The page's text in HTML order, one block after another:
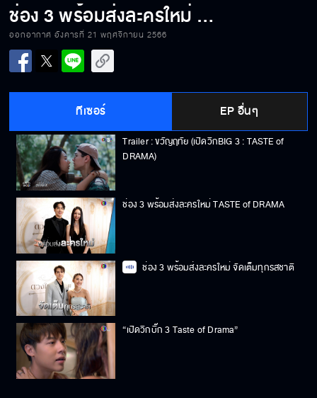
ช่อง 3 พร้อมส่งละครใหม่ จัดเต็มทุกรสชาติ
ออกอากาศ อังคารที่ 21 พฤศจิกายน 2566
ทีเซอร์ EP อื่นๆ
Trailer : จนกว่าจะได้รักกัน (เปิดวิกBIG 3 :
TASTE of DRAMA)
DRAMA)
Trailer : ขวัญฤทัย (เปิดวิกBIG 3 : TASTE of
DRAMA)
ช่อง 3 พร้อมส่งละครใหม่ TASTE of DRAMA
ช่อง 3 พร้อมส่งละครใหม่ จัดเต็มทุกรสชาติ
“เปิดวิกบิ๊ก 3 Taste of Drama”